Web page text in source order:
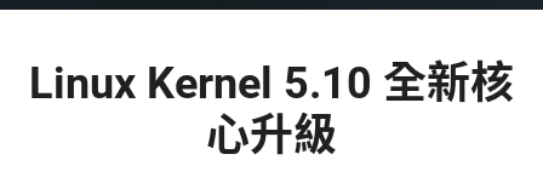
Linux Kernel 5.10 全新核
心升級